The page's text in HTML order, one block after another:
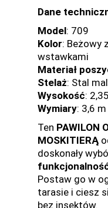
Dane
Model: 709
Kolor: Beżowy
wstawkami
Materiał
Stelaż: Stal
Wysokość:
Wymiary: 3,6
Ten PAWILON
MOSKITIERĄ
doskonały
Postaw go w
tarasie i ciesz
bez insektów.